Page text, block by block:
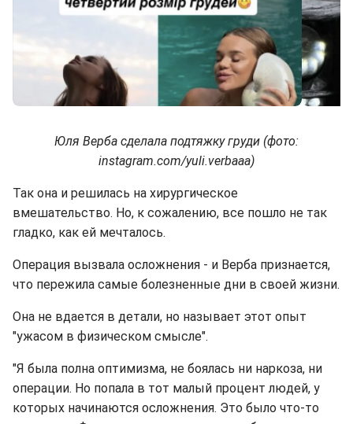
Юля Верба сделала подтяжку груди (фото:
instagram.com/yuli.verbaaa)
Так она и решилась на хирургическое
вмешательство. Но, к сожалению, все пошло не так
гладко, как ей мечталось.
Операция вызвала осложнения - и Верба признается,
что пережила самые болезненные дни в своей жизни.
Она не вдается в детали, но называет этот опыт
"ужасом в физическом смысле".
"Я была полна оптимизма, не боялась ни наркоза, ни
операции. Но попала в тот малый процент людей, у
которых начинаются осложнения. Это было что-то